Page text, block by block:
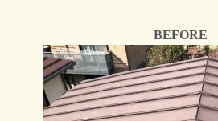
BEFORE